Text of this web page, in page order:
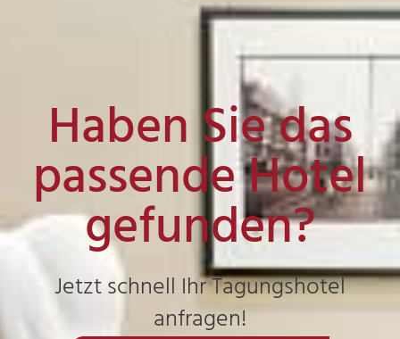
Haben Sie das
passende Hotel
gefunden?
Jetzt schnell Ihr Tagungshotel
anfragen!